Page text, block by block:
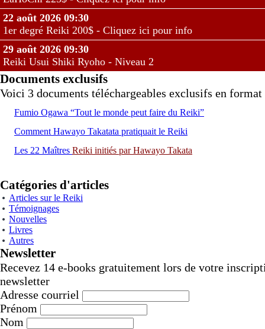
22 août 2026 09:30
1er degré Reiki 200$ - Cliquez ici pour info
29 août 2026 09:30
Reiki Usui Shiki Ryoho - Niveau 2
Documents exclusifs
Voici 3 documents téléchargeables exclusifs en
Fumio Ogawa “Tout le monde peut faire du Reiki”
Comment Hawayo Takatata pratiquait le Reiki
Les 22 Maîtres Reiki initiés par Hawayo Takata
Catégories d'articles
Articles sur le Reiki
Témoignages
Nouvelles
Livres
Autres
Newsletter
Recevez 14 e-books gratuitement lors de votre
newsletter
Adresse courriel
Prénom
Nom